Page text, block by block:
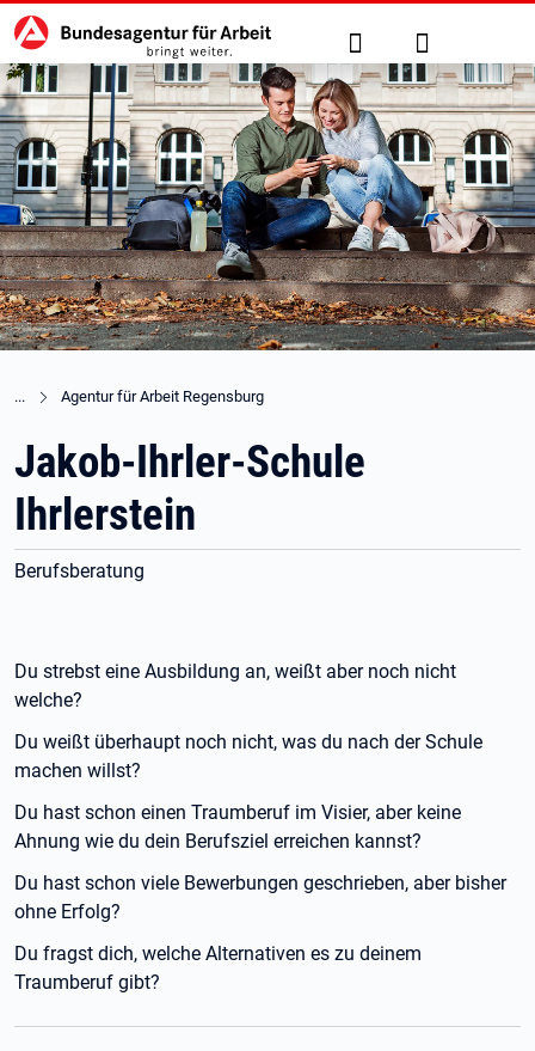
zu den Hauptinhalten springen
Hauptnavigation Suche Anmelden
Agentur für Arbeit Regensburg
Jakob-Ihrler-Schule
Ihrlerstein
Berufsberatung
Du strebst eine Ausbildung an, weißt aber noch nicht
welche?
Du weißt überhaupt noch nicht, was du nach der Schule
machen willst?
Du hast schon einen Traumberuf im Visier, aber keine
Ahnung wie du dein Berufsziel erreichen kannst?
Du hast schon viele Bewerbungen geschrieben, aber bisher
ohne Erfolg?
Du fragst dich, welche Alternativen es zu deinem
Traumberuf gibt?